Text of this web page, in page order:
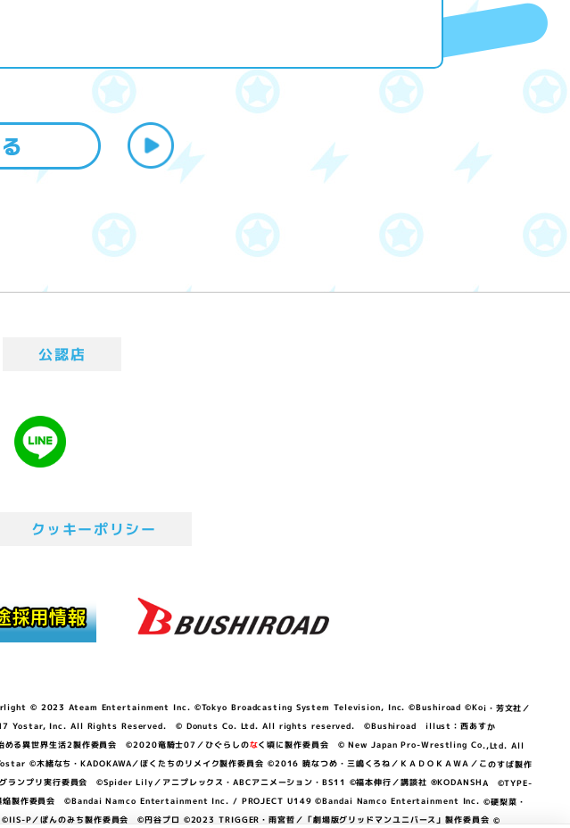
公認店
クッキーポリシー
© 2023 Ateam Entertainment Inc. ©Tokyo Broadcasting System Television, Inc. ©Bushiroad ©Koi・芳文社／
Yostar, Inc. All Rights Reserved. © Donuts Co. Ltd. All rights reserved. ©Bushiroad illust：西あすか
る異世界生活2製作委員会 ©2020竜騎士07／ひぐらしのなく頃に製作委員会 © New Japan Pro-Wrestling Co.,Ltd. All
なち・KADOKAWA／ぼくたちのリメイク製作委員会 ©2016 暁なつめ・三嶋くろね／ＫＡＤＯＫＡＷＡ／このすば製作
プリ実行委員会 ©Spider Lily／アニプレックス・ABCアニメーション・BS11 ©福本伸行／講談社 ®KODANSHA ©TYPE-
爆焔製作委員会 ©Bandai Namco Entertainment Inc. / PROJECT U149 ©Bandai Namco Entertainment Inc. ©硬梨菜・
P／ぽんのみち製作委員会 ©円谷プロ ©2023 TRIGGER・雨宮哲／「劇場版グリッドマンユニバース」製作委員会 ©